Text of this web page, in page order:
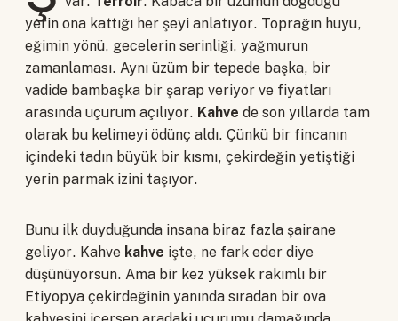
yerin ona kattığı her şeyi anlatıyor. Toprağın huyu,
eğimin yönü, gecelerin serinliği, yağmurun
zamanlaması. Aynı üzüm bir tepede başka, bir
vadide bambaşka bir şarap veriyor ve fiyatları
arasında uçurum açılıyor. Kahve de son yıllarda tam
olarak bu kelimeyi ödünç aldı. Çünkü bir fincanın
içindeki tadın büyük bir kısmı, çekirdeğin yetiştiği
yerin parmak izini taşıyor.
Bunu ilk duyduğunda insana biraz fazla şairane
geliyor. Kahve kahve işte, ne fark eder diye
düşünüyorsun. Ama bir kez yüksek rakımlı bir
Etiyopya çekirdeğinin yanında sıradan bir ova